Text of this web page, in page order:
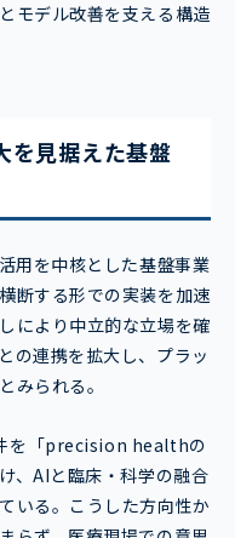
モデル改善を支える構造
を見据えた基盤
用を中核とした基盤事業
断する形での実装を加速
により中立的な立場を確
の連携を拡大し、プラッ
みられる。
を「precision healthの
、AIと臨床・科学の融合
いる。こうした方向性か